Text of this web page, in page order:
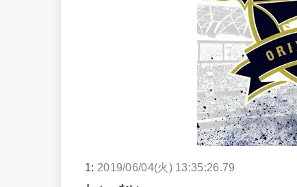
1: 2019/06/04(火) 13:35:26.79